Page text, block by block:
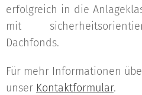
erfolgreich in die
mit
Dachfonds.
Für mehr Informationen
unser Kontaktformular.